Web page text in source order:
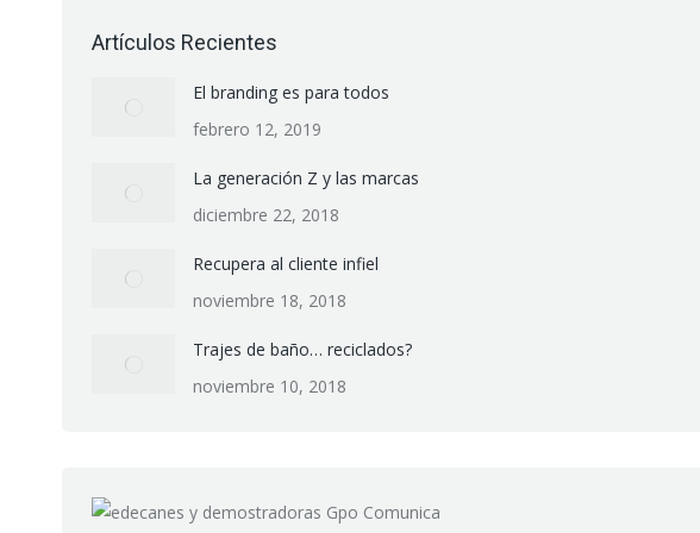
Artículos Recientes
El branding es para todos
febrero 12, 2019
La generación Z y las marcas
diciembre 22, 2018
Recupera al cliente infiel
noviembre 18, 2018
Trajes de baño… reciclados?
noviembre 10, 2018